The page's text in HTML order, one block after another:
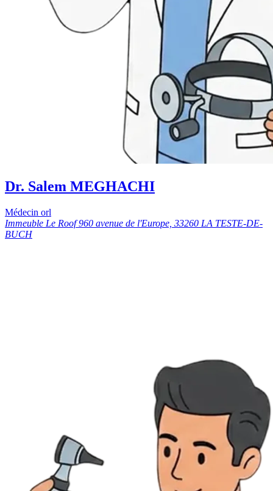
Dr. Salem MEGHACHI
Médecin orl
Immeuble Le Roof 960 avenue de l'Europe, 33260 LA TESTE-DE-
BUCH